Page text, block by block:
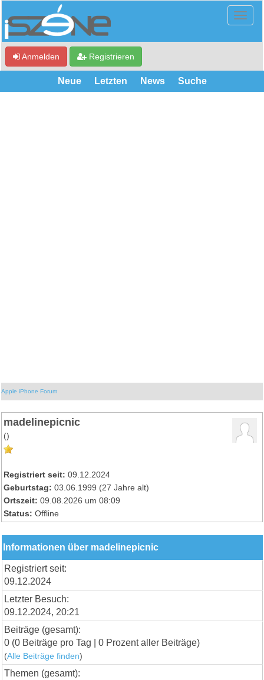
Anmelden Registrieren
Neue Letzten News Suche
Apple iPhone Forum
madelinepicnic
()
Registriert seit: 09.12.2024
Geburtstag: 03.06.1999 (27 Jahre alt)
Ortszeit: 09.08.2026 um 08:09
Status: Offline
Informationen über madelinepicnic
Registriert seit:
09.12.2024
Letzter Besuch:
09.12.2024, 20:21
Beiträge (gesamt):
0 (0 Beiträge pro Tag | 0 Prozent aller Beiträge)
(Alle Beiträge finden)
Themen (gesamt):